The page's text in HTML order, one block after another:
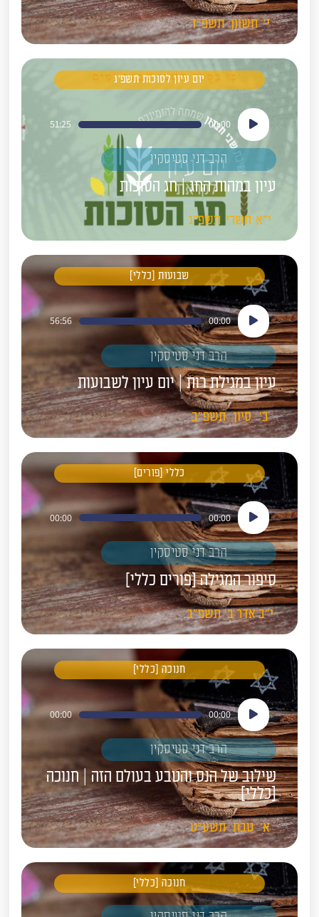
י' חשוון תשפ"ד
יום עיון לסוכות תשפ'ג
נגן
אודיו
00:00
51:25
הרב דני סטיסקין
עיון במהות החג | חג הסוכות
י"א תשרי תשפ"ג
שבועות [כללי]
נגן
אודיו
00:00
56:56
הרב דני סטיסקין
עיון במגילת רות | יום עיון לשבועות
ב' סיון תשפ"ב
כללי [פורים]
נגן
אודיו
00:00
00:00
הרב דני סטיסקין
סיפור המגילה [פורים כללי]
י"באדר ב'תשפ"ב
חנוכה [כללי]
נגן
אודיו
00:00
00:00
הרב דני סטיסקין
שילוב של הנס והטבע בעולם הזה | חנוכה
[כללי]
א' טבת תשע"ט
חנוכה [כללי]